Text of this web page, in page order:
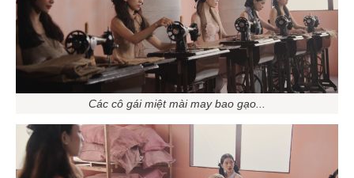
Các cô gái miệt mài may bao gạo...